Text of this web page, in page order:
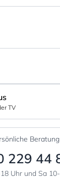
TV
Beratung
229 44
Uhr und Sa